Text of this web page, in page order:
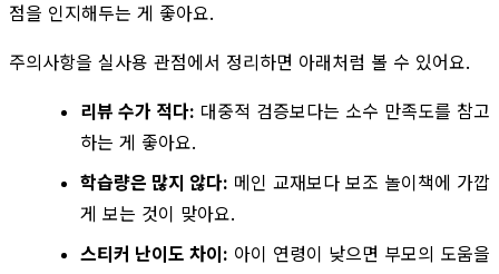
점을 인지해두는 게 좋아요.
주의사항을 실사용 관점에서 정리하면 아래처럼 볼 수 있어요.
리뷰 수가 적다: 대중적 검증보다는 소수 만족도를 참고
하는 게 좋아요.
학습량은 많지 않다: 메인 교재보다 보조 놀이책에 가깝
게 보는 것이 맞아요.
스티커 난이도 차이: 아이 연령이 낮으면 부모의 도움을